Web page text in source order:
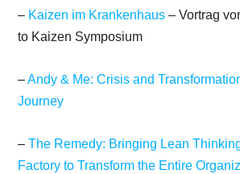
– Kaizen im Krankenhaus – Vortrag
to Kaizen Symposium
–Andy & Me: Crisis and
Journey
–The Remedy: Bringing Lean
Factory to Transform the Entire